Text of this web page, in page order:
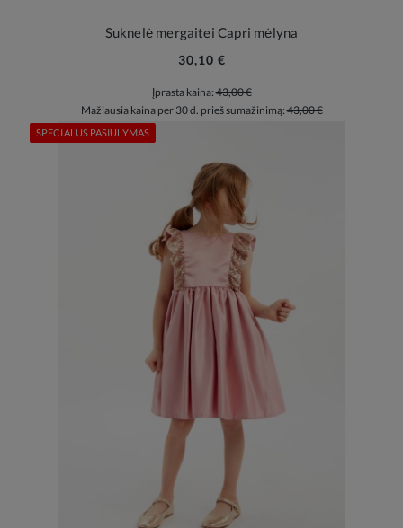
Suknelė mergaitei Capri mėlyna
30,10 €
Įprasta kaina:43,00 €
Mažiausia kaina per 30 d. prieš sumažinimą:43,00 €
SPECIALUS PASIŪLYMAS